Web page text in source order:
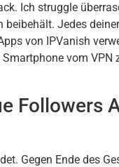
Ich struggle
Jedes
von IPVanish
vom VPN
Followers
Gegen Ende des